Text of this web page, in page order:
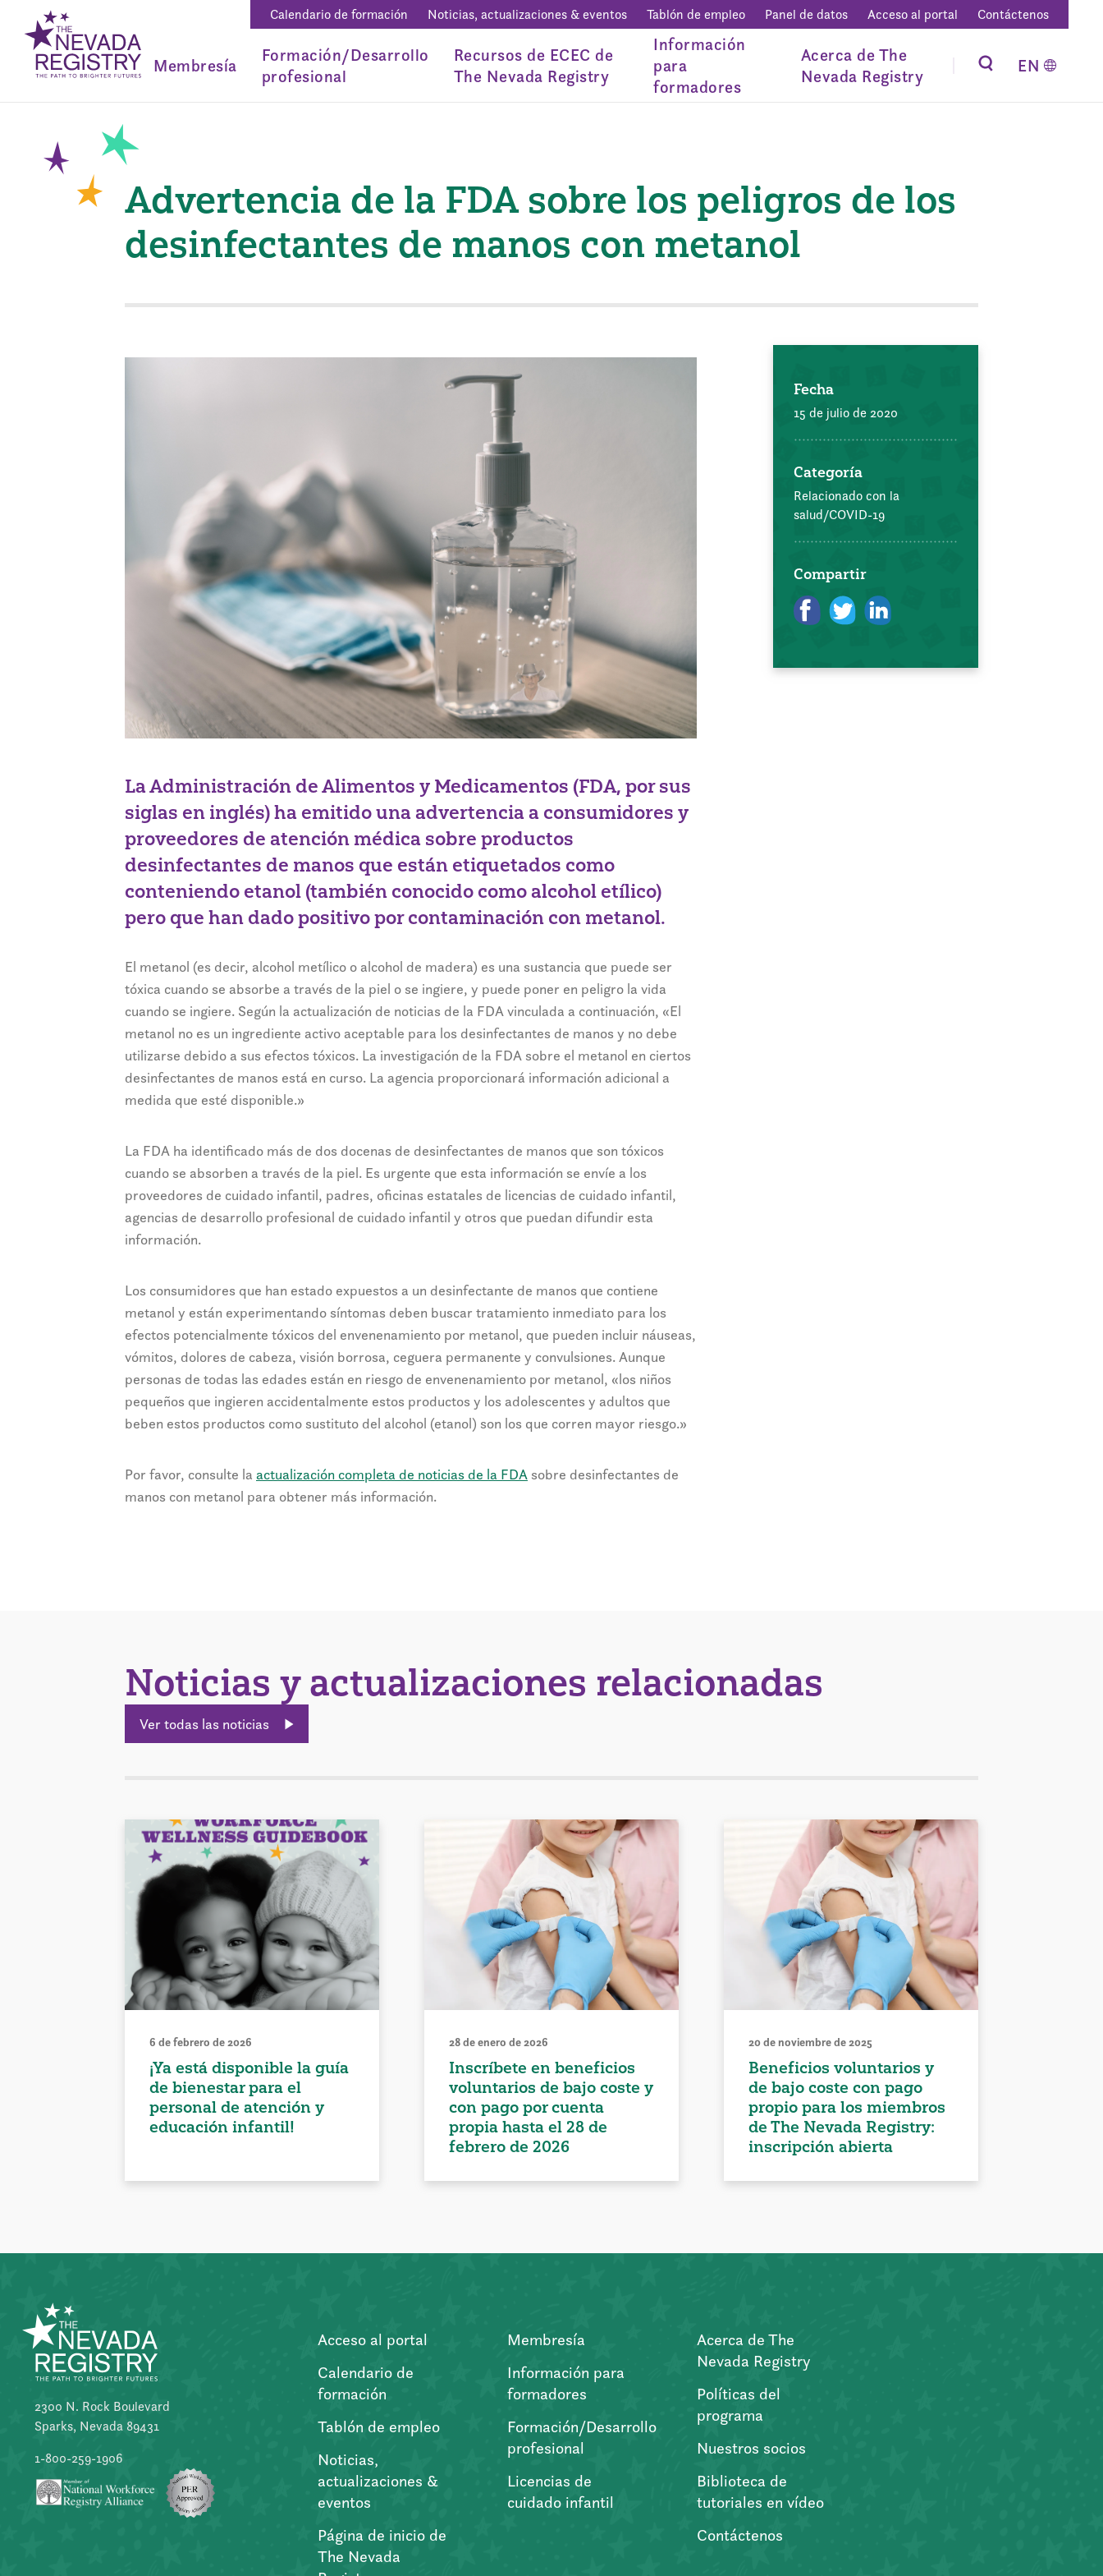
Calendario de formación Noticias, actualizaciones & eventos Tablón de empleo Panel de datos Acceso al portal Contáctenos
Membresía
Formación/Desarrollo
profesional
Recursos de ECEC de
The Nevada Registry
Información
para
formadores
Acerca de The
Nevada Registry
EN
Advertencia de la FDA sobre los peligros de los
desinfectantes de manos con metanol
La Administración de Alimentos y Medicamentos (FDA, por sus
siglas en inglés) ha emitido una advertencia a consumidores y
proveedores de atención médica sobre productos
desinfectantes de manos que están etiquetados como
conteniendo etanol (también conocido como alcohol etílico)
pero que han dado positivo por contaminación con metanol.
El metanol (es decir, alcohol metílico o alcohol de madera) es una sustancia que puede ser
tóxica cuando se absorbe a través de la piel o se ingiere, y puede poner en peligro la vida
cuando se ingiere. Según la actualización de noticias de la FDA vinculada a continuación, «El
metanol no es un ingrediente activo aceptable para los desinfectantes de manos y no debe
utilizarse debido a sus efectos tóxicos. La investigación de la FDA sobre el metanol en ciertos
desinfectantes de manos está en curso. La agencia proporcionará información adicional a
medida que esté disponible.»
La FDA ha identificado más de dos docenas de desinfectantes de manos que son tóxicos
cuando se absorben a través de la piel. Es urgente que esta información se envíe a los
proveedores de cuidado infantil, padres, oficinas estatales de licencias de cuidado infantil,
agencias de desarrollo profesional de cuidado infantil y otros que puedan difundir esta
información.
Los consumidores que han estado expuestos a un desinfectante de manos que contiene
metanol y están experimentando síntomas deben buscar tratamiento inmediato para los
efectos potencialmente tóxicos del envenenamiento por metanol, que pueden incluir náuseas,
vómitos, dolores de cabeza, visión borrosa, ceguera permanente y convulsiones. Aunque
personas de todas las edades están en riesgo de envenenamiento por metanol, «los niños
pequeños que ingieren accidentalmente estos productos y los adolescentes y adultos que
beben estos productos como sustituto del alcohol (etanol) son los que corren mayor riesgo.»
Por favor, consulte la actualización completa de noticias de la FDA sobre desinfectantes de
manos con metanol para obtener más información.
Fecha
15 de julio de 2020
Categoría
Relacionado con la
salud/COVID-19
Compartir
Noticias y actualizaciones relacionadas
Ver todas las noticias
6 de febrero de 2026
¡Ya está disponible la guía
de bienestar para el
personal de atención y
educación infantil!
28 de enero de 2026
Inscríbete en beneficios
voluntarios de bajo coste y
con pago por cuenta
propia hasta el 28 de
febrero de 2026
20 de noviembre de 2025
Beneficios voluntarios y
de bajo coste con pago
propio para los miembros
de The Nevada Registry:
inscripción abierta
2300 N. Rock Boulevard
Sparks, Nevada 89431
1-800-259-1906
Acceso al portal
Calendario de
formación
Tablón de empleo
Noticias,
actualizaciones &
eventos
Página de inicio de
The Nevada
Membresía
Información para
formadores
Formación/Desarrollo
profesional
Licencias de
cuidado infantil
Acerca de The
Nevada Registry
Políticas del
programa
Nuestros socios
Biblioteca de
tutoriales en vídeo
Contáctenos